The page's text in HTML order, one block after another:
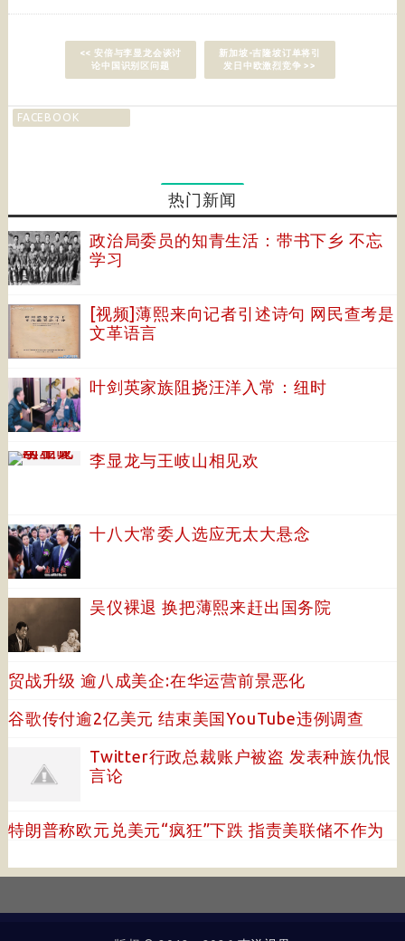
<< 安倍与李显龙会谈讨
论中国识别区问题
新加坡-吉隆坡订单将引
发日中欧激烈竞争 >>
FACEBOOK
热门新闻
政治局委员的知青生活：带书下乡 不忘
学习
[视频]薄熙来向记者引述诗句 网民查考是
文革语言
叶剑英家族阻挠汪洋入常：纽时
李显龙与王岐山相见欢
十八大常委人选应无太大悬念
吴仪裸退 换把薄熙来赶出国务院
贸战升级 逾八成美企:在华运营前景恶化
谷歌传付逾2亿美元 结束美国YouTube违例调查
Twitter行政总裁账户被盗 发表种族仇恨
言论
特朗普称欧元兑美元“疯狂”下跌 指责美联储不作为